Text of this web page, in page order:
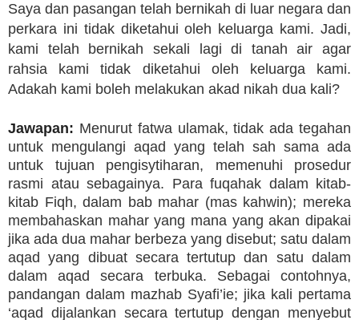
Saya dan pasangan telah bernikah di luar negara dan
perkara ini tidak diketahui oleh keluarga kami. Jadi,
kami telah bernikah sekali lagi di tanah air agar
rahsia kami tidak diketahui oleh keluarga kami.
Adakah kami boleh melakukan akad nikah dua kali?
Jawapan: Menurut fatwa ulamak, tidak ada tegahan
untuk mengulangi aqad yang telah sah sama ada
untuk tujuan pengisytiharan, memenuhi prosedur
rasmi atau sebagainya. Para fuqahak dalam kitab-
kitab Fiqh, dalam bab mahar (mas kahwin); mereka
membahaskan mahar yang mana yang akan dipakai
jika ada dua mahar berbeza yang disebut; satu dalam
aqad yang dibuat secara tertutup dan satu dalam
dalam aqad secara terbuka. Sebagai contohnya,
pandangan dalam mazhab Syafi’ie; jika kali pertama
‘aqad dijalankan secara tertutup dengan menyebut